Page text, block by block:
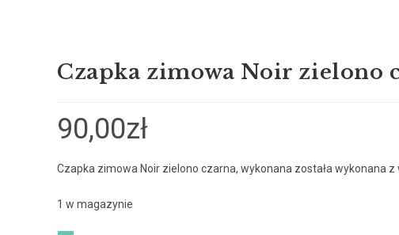
Czapka zimowa Noir zielono
90,00zł
Czapka zimowa Noir zielono czarna, wykonana została wykonana z
1 w magazynie